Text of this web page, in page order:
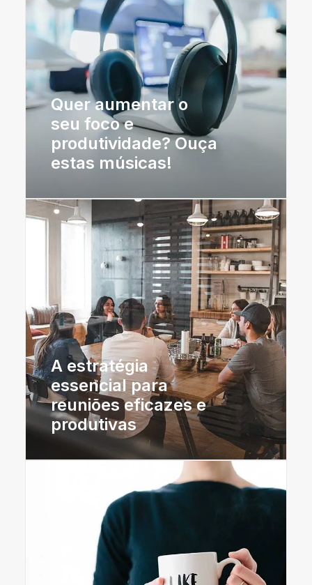
Quer aumentar o
seu foco e
produtividade? Ouça
estas músicas!
A estratégia
essencial para
reuniões eficazes e
produtivas